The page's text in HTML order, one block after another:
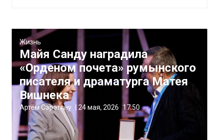
Жизнь
Майя Санду наградила
«Орденом почета» румынского
писателя и драматурга Матея
Вишнека
Артём Сэрэтяну 24 мая, 2026 17:50